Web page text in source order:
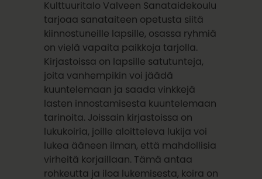
Kulttuuritalo Valveen Sanataidekoulu
tarjoaa sanataiteen opetusta siitä
kiinnostuneille lapsille, osassa ryhmiä
on vielä vapaita paikkoja tarjolla.
Kirjastoissa on lapsille satutunteja,
joita vanhempikin voi jäädä
kuuntelemaan ja saada vinkkejä
lasten innostamisesta kuuntelemaan
tarinoita. Joissain kirjastoissa on
lukukoiria, joille aloitteleva lukija voi
lukea ääneen ilman, että mahdollisia
virheitä korjaillaan. Tämä antaa
rohkeutta ja iloa lukemisesta, koira on